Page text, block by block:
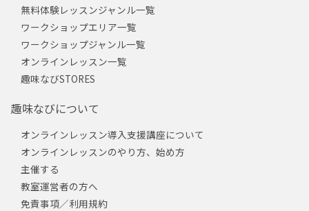
無料体験レッスンジャンル一覧
ワークショップエリア一覧
ワークショップジャンル一覧
オンラインレッスン一覧
趣味なびSTORES
趣味なびについて
オンラインレッスン導入支援講座について
オンラインレッスンのやり方、始め方
主催する
教室運営者の方へ
免責事項／利用規約